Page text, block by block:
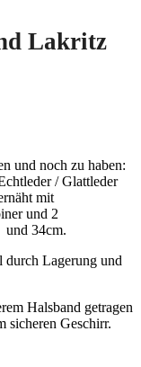
Lakritz
und noch zu haben:
/ Glattleder
mit
und 2
und 34cm.
durch Lagerung und
Halsband getragen
sicheren Geschirr.